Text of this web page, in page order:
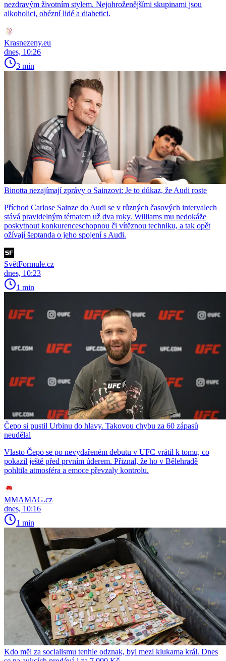
nezdravým životním stylem. Nejohroženějšími skupinami jsou
alkoholici, obézní lidé a diabetici.
Krasnezeny.eu
dnes, 10:26
3 min
Binotta nezajímají zprávy o Sainzovi: Je to důkaz, že Audi roste
Příchod Carlose Sainze do Audi se v různých časových intervalech
stává pravidelným tématem už dva roky. Williams mu nedokáže
poskytnout konkurenceschopnou či vítěznou techniku, a tak opět
ožívají šeptanda o jeho spojení s Audi.
SvětFormule.cz
dnes, 10:23
1 min
Čepo si pustil Urbinu do hlavy. Takovou chybu za 60 zápasů
neudělal
Vlasto Čepo se po nevydařeném debutu v UFC vrátil k tomu, co
pokazil ještě před prvním úderem. Přiznal, že ho v Bělehradě
pohltila atmosféra a emoce převzaly kontrolu.
MMAMAG.cz
dnes, 10:16
1 min
Kdo měl za socialismu tenhle odznak, byl mezi klukama král. Dnes